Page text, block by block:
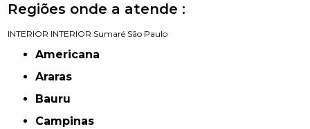
Regiões onde a atende :
INTERIOR INTERIOR Sumaré São Paulo
Americana
Araras
Bauru
Campinas